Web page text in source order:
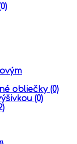
obliečky (0)
(0)